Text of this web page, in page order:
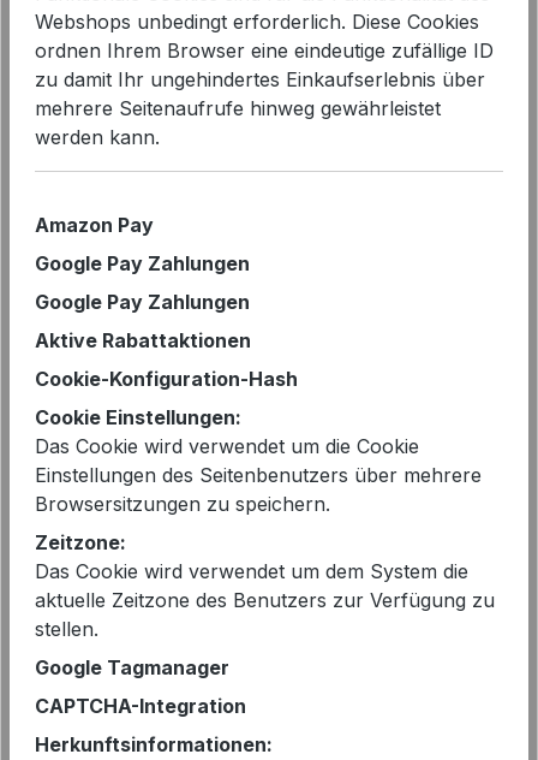
Bildergalerie überspringen
Regulärer Preis:
189,90 €
Preise inkl. MwSt. zzgl. Versandkosten
Sofort verfügbar, Lieferzeit: 2-5 Tage
Größeauswählen
38
44
Webshops unbedingt erforderlich. Diese Cookies
ordnen Ihrem Browser eine eindeutige zufällige ID
zu damit Ihr ungehindertes Einkaufserlebnis über
mehrere Seitenaufrufe hinweg gewährleistet
werden kann.
Amazon Pay
Google Pay Zahlungen
Google Pay Zahlungen
Aktive Rabattaktionen
Cookie-Konfiguration-Hash
Cookie Einstellungen:
Das Cookie wird verwendet um die Cookie
Einstellungen des Seitenbenutzers über mehrere
Browsersitzungen zu speichern.
Zeitzone:
Das Cookie wird verwendet um dem System die
aktuelle Zeitzone des Benutzers zur Verfügung zu
stellen.
Google Tagmanager
CAPTCHA-Integration
Herkunftsinformationen: